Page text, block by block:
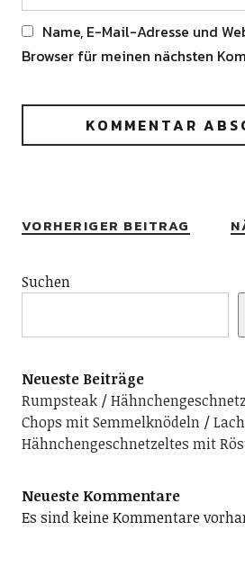
Name, E-Mail-Adresse und
Browser für meinen nächsten
VORHERIGER BEITRAG
Suchen
Neueste Beiträge
Rumpsteak
Chops mit Semmelknödeln
Hähnchengeschnetzeltes mit
Neueste Kommentare
Es sind keine Kommentare